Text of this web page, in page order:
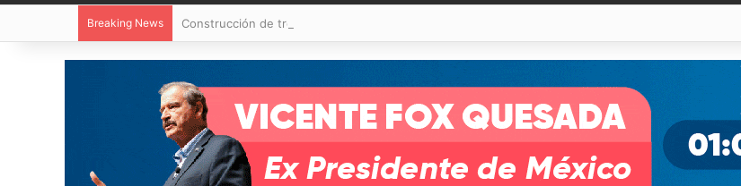
Breaking News Construcción de tres nuevas aulas en Capullito III registra avances en Soledad